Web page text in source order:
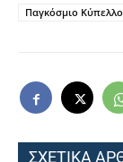
Παγκόσμιο
ΣΧΕΤΙΚΑ